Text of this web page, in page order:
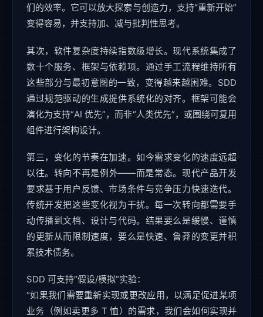
们的效率。它可以放大探索与创造力，支持“重新开始”
变得容易，并支持加、减与批判性思考。
其次，软件复杂度持续指数级增长。现代系统集成了
数十个服务、框架与依赖项。通过手工流程维持所有
这些部分与最初意图的一致，变得越来越困难。SDD
通过规范驱动的生成提供系统化的对齐。框架可能会
演化为支持“AI 优先”，而非“人类优先”，或围绕可复用
组件进行架构设计。
第三，变化的节奏在加速。如今需求变化的速度远超
以往。转向不再是例外——而是常态。现代产品开发
要求基于用户反馈、市场条件与竞争压力快速迭代。
传统开发把这些变化视为干扰。每一次转向都需要手
动传播到文档、设计与代码。结果要么是缓慢、谨慎
的更新从而限制速度，要么是快速、鲁莽的变更并积
累技术债务。
SDD 可支持“假设/模拟”实验：
“如果我们需要重新实现或更改应用，以满足促进某项
业务（例如卖更多 T 恤）的需求，我们会如何实现并